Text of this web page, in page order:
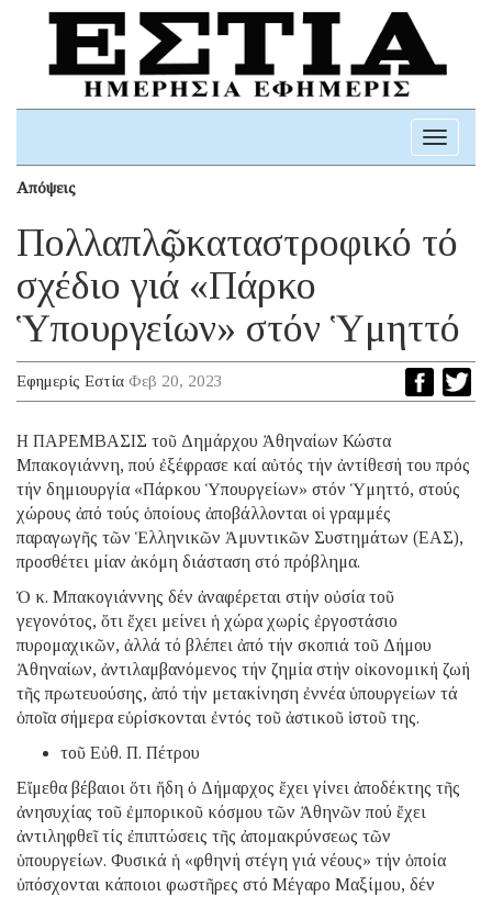
Toggle
Απόψεις
Πολλαπλῶς καταστροφικό τό
σχέδιο γιά «Πάρκο
Ὑπουργείων» στόν Ὑμηττό
Εφημερίς Εστία Φεβ 20, 2023
Η ΠΑΡΕΜΒΑΣΙΣ τοῦ Δημάρχου Ἀθηναίων Κώστα
Μπακογιάννη, πού ἐξέφρασε καί αὐτός τήν ἀντίθεσή του πρός
τήν δημιουργία «Πάρκου Ὑπουργείων» στόν Ὑμηττό, στούς
χώρους ἀπό τούς ὁποίους ἀποβάλλονται οἱ γραμμές
παραγωγῆς τῶν Ἑλληνικῶν Ἀμυντικῶν Συστημάτων (ΕΑΣ),
προσθέτει μίαν ἀκόμη διάσταση στό πρόβλημα.
Ὁ κ. Μπακογιάννης δέν ἀναφέρεται στήν οὐσία τοῦ
γεγονότος, ὅτι ἔχει μείνει ἡ χώρα χωρίς ἐργοστάσιο
πυρομαχικῶν, ἀλλά τό βλέπει ἀπό τήν σκοπιά τοῦ Δήμου
Ἀθηναίων, ἀντιλαμβανόμενος τήν ζημία στήν οἰκονομική ζωή
τῆς πρωτευούσης, ἀπό τήν μετακίνηση ἐννέα ὑπουργείων τά
ὁποῖα σήμερα εὑρίσκονται ἐντός τοῦ ἀστικοῦ ἱστοῦ της.
τοῦ Εὐθ. Π. Πέτρου
Εἴμεθα βέβαιοι ὅτι ἤδη ὁ Δήμαρχος ἔχει γίνει ἀποδέκτης τῆς
ἀνησυχίας τοῦ ἐμπορικοῦ κόσμου τῶν Ἀθηνῶν πού ἔχει
ἀντιληφθεῖ τίς ἐπιπτώσεις τῆς ἀπομακρύνσεως τῶν
ὑπουργείων. Φυσικά ἡ «φθηνή στέγη γιά νέους» τήν ὁποία
ὑπόσχονται κάποιοι φωστῆρες στό Μέγαρο Μαξίμου, δέν